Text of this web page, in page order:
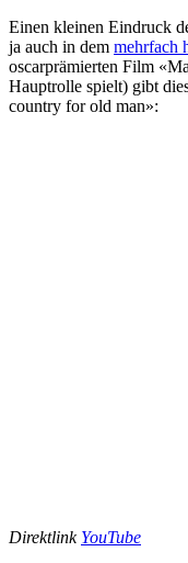
Einen kleinen Eindruck
ja auch in dem mehrfach
oscarprämierten Film
Hauptrolle spielt) gibt
country for old man»:
Direktlink YouTube